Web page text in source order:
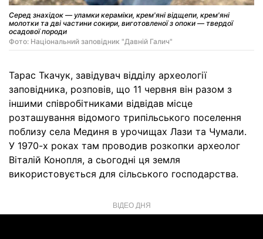
Серед знахідок — уламки кераміки, крем'яні відщепи, крем'яні
молотки та дві частини сокири, виготовленої з опоки — твердої
осадової породи
Фото: Національний заповідник "Давній Галич"
Тарас Ткачук, завідувач відділу археології
заповідника, розповів, що 11 червня він разом з
іншими співробітниками відвідав місце
розташування відомого трипільського поселення
поблизу села Мединя в урочищах Лази та Чумали.
У 1970-х роках там проводив розкопки археолог
Віталій Конопля, а сьогодні ця земля
використовується для сільського господарства.
ВІДЕО ДНЯ